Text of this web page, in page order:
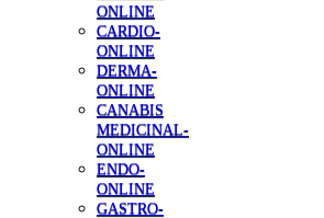
ONLINE
CARDIO-
ONLINE
DERMA-
ONLINE
CANABIS
MEDICINAL-
ONLINE
ENDO-
ONLINE
GASTRO-